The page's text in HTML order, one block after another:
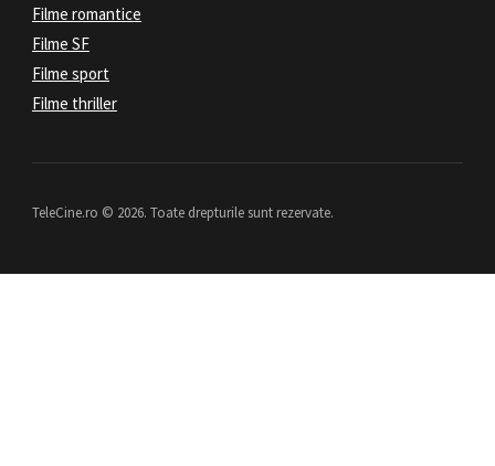
Filme romantice
Filme SF
Filme sport
Filme thriller
TeleCine.ro © 2026. Toate drepturile sunt rezervate.